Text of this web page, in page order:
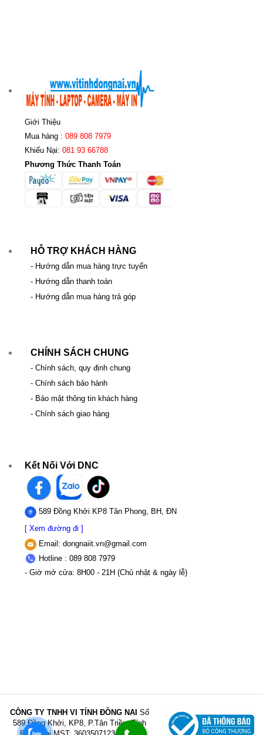
Giới Thiệu
Mua hàng : 089 808 7979
Khiếu Nại: 081 93 66788
Phương Thức Thanh Toán
HỖ TRỢ KHÁCH HÀNG
- Hướng dẫn mua hàng trực tuyến
- Hướng dẫn thanh toán
- Hướng dẫn mua hàng trả góp
CHÍNH SÁCH CHUNG
- Chính sách, quy định chung
- Chính sách bảo hành
- Bảo mật thông tin khách hàng
- Chính sách giao hàng
Kết Nối Với DNC
589 Đồng Khởi KP8 Tân Phong, BH, ĐN
[ Xem đường đi ]
Email: dongnaiit.vn@gmail.com
Hotline : 089 808 7979
- Giờ mở cửa: 8H00 - 21H (Chủ nhật & ngày lễ)
CÔNG TY TNHH VI TÍNH ĐỒNG NAI Số
589,Đồng Khởi, KP8, P.Tân Triều, Tỉnh